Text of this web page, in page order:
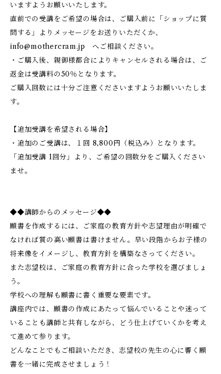
いますようお願いいたします。
直前での受講をご希望の場合は、ご購入前に「ショップに質
問する」よりメッセージをお送りいただくか、
info@mothercram.jp へご相談ください。
・ご購入後、親御様都合によりキャンセルされる場合は、ご
返金は受講料の50％となります。
ご購入回数には十分ご注意くださいますようお願いいたしま
す。
【追加受講を希望される場合】
・追加のご受講は、１回 8,800円（税込み）となります。
「追加受講 1回分」より、ご希望の回数分をご購入ください
ませ。
◆◆講師からのメッセージ◆◆
願書を作成するには、ご家庭の教育方針や志望理由が明確で
なければ質の高い願書は書けません。早い段階からお子様の
将来像をイメージし、教育方針を構築なさってください。
また志望校は、ご家庭の教育方針に合った学校を選びましょ
う。
学校への理解も願書に書く重要な要素です。
講座内では、願書の作成にあたって悩んでいることや迷って
いることも講師と共有しながら、どう仕上げていくかを考え
て進めて参ります。
どんなことでもご相談いただき、志望校の先生の心に響く願
書を一緒に完成させましょう！